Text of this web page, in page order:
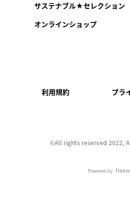
サステナブル★セレクション
オンラインショップ
利用規約 プラ
©︎All rights reserved 2022,
Powered by